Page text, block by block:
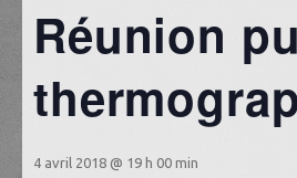
Réunion
4 avril 2018 @ 19 h 00 min